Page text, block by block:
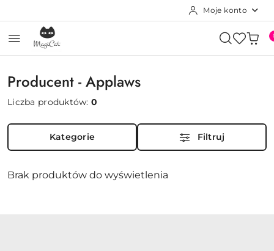
Moje konto
Producent - Applaws
Liczba produktów:0
Kategorie Filtruj
Brak produktów do wyświetlenia